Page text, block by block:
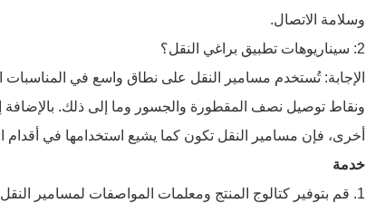
وسلامة الاتصال.
2: سيناريوهات تطبيق براغي النقل؟
الإجابة: تُستخدم مسامير النقل على نطاق واسع في
ونقاط توصيل نصف المقطورة والجسور وما إلى ذلك.
أخرى، فإن مسامير النقل تكون كما يشيع استخدامها في أقدام
خدمة